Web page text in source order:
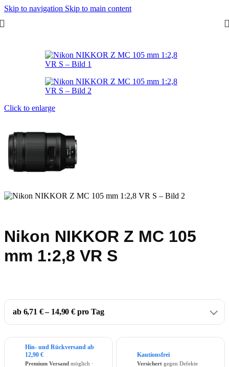
Skip to navigation Skip to main content
Click to enlarge
Nikon NIKKOR Z MC 105
mm 1:2,8 VR S
ab 6,71 € – 14,90 € pro Tag
Hin- und Rückversand ab
12,90 €
Premium Versand möglich ·
Kautionsfrei
Versichert gegen Defekte